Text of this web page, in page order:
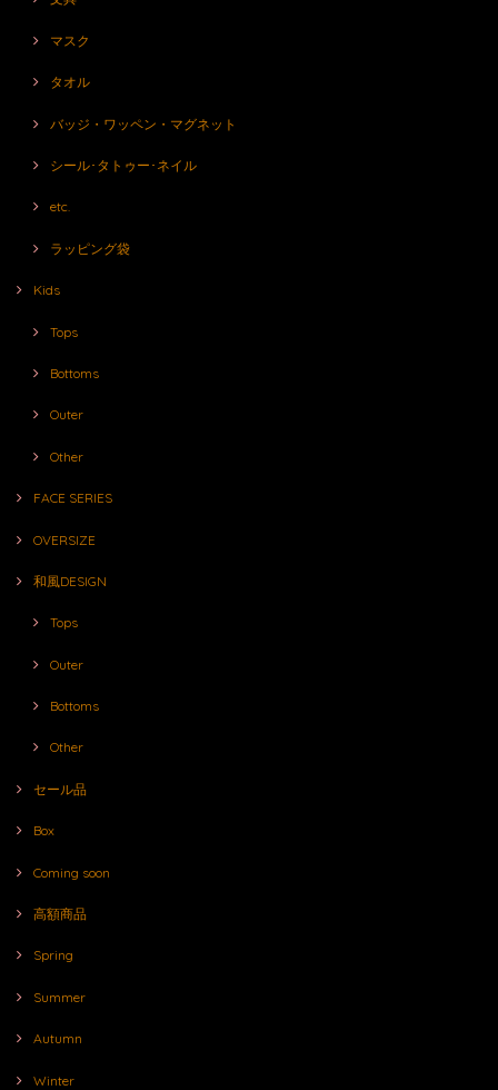
マスク
タオル
バッジ・ワッペン・マグネット
シール･タトゥー･ネイル
etc.
ラッピング袋
Kids
Tops
Bottoms
Outer
Other
FACE SERIES
OVERSIZE
和風DESIGN
Tops
Outer
Bottoms
Other
セール品
Box
Coming soon
高額商品
Spring
Summer
Autumn
Winter